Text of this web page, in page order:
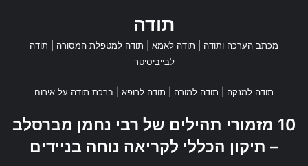
תודה
מכתב הערכה ותודה תודה לאמא תודה למטפלת המסורה
תודה
לבייביסיטר
תודה למנקה תודה למורה תודה לרופא ברכת תודה על אירוח
10 מזמורי תהילים של רבי נחמן מברסלב
– תיקון הכללי לקריאה נוחה בניידים